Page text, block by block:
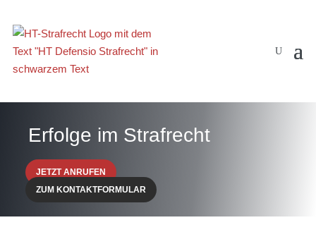
Erfolge im Strafrecht
JETZT ANRUFEN
ZUM KONTAKTFORMULAR